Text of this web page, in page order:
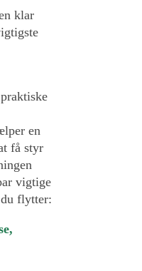
klar
en
få styr
vigtige
flytter: